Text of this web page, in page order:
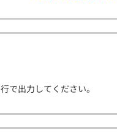
で出力してください。